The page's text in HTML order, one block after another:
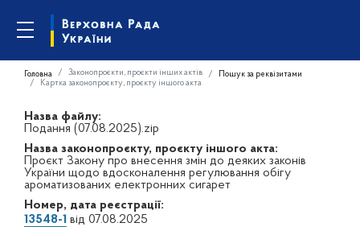
Головна Законопроєкти, проєкти інших актів
Пошук за реквізитами
Картка законопроєкту, проєкту іншого акта
Назва файлу:
Подання (07.08.2025).zip
Назва законопроєкту, проєкту іншого акта:
Проєкт Закону про внесення змін до деяких законів
України щодо вдосконалення регулювання обігу
ароматизованих електронних сигарет
Номер, дата реєстрації:
13548-1 від 07.08.2025